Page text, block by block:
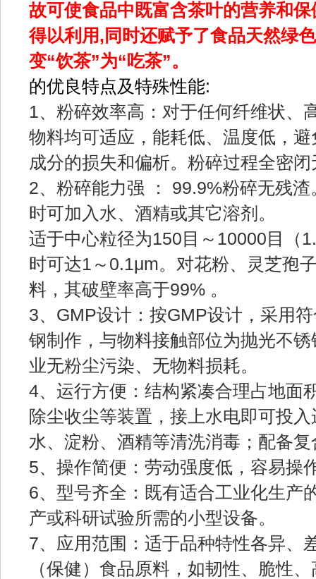
故可使食品中既富含茶叶的营养和
得以利用,同时还赋予了食品天然绿
变“饮茶”为“吃茶”。
的优良特点及特殊性能:
1、粉碎效率高：对于任何纤维状、
物料均可适应，能耗低、温度低，
成分的损失和偏析。粉碎过程全密
2、粉碎能力强 ： 99.9%粉碎无残
时可加入水、酒精或其它溶剂。
适于中心粒径为150目～10000目（
时可达1～0.1μm。对花粉、灵芝孢
料，其破壁率高于99% 。
3、GMP设计：按GMP设计，采用
钢制作，与物料接触部位为抛光不
业无粉尘污染、无物料损耗。
4、运行方便：结构紧凑合理占地面
除尘收尘等装置，接上水电即可投
水、淀粉、酒精等清洗消毒；配备
5、操作简便：劳动强度低，容易操
6、型号齐全：既有适合工业化生产
产或科研试验所需的小型设备。
7、应用范围：适于品种特性各异、
（保健）食品原料，如韧性、脆性